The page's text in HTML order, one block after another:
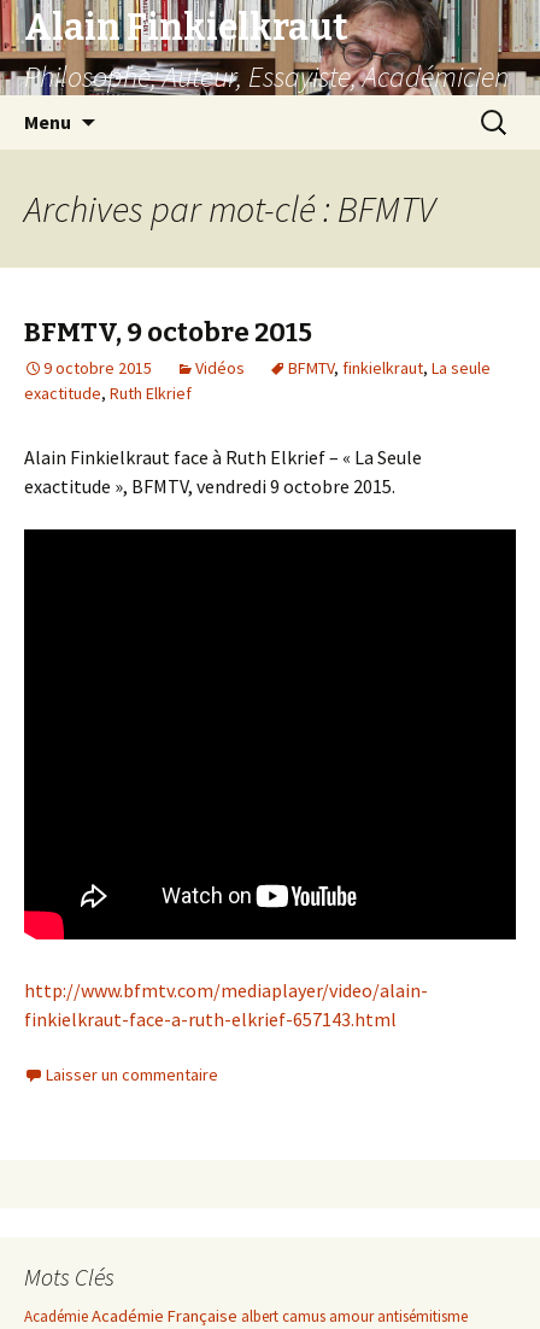
Alain Finkielkraut
Philosophe, Auteur, Essayiste, Académicien
Menu
Archives par mot-clé : BFMTV
BFMTV, 9 octobre 2015
9 octobre 2015 Vidéos BFMTV, finkielkraut, La seule
exactitude, Ruth Elkrief
Alain Finkielkraut face à Ruth Elkrief – « La Seule
exactitude », BFMTV, vendredi 9 octobre 2015.
http://www.bfmtv.com/mediaplayer/video/alain-
finkielkraut-face-a-ruth-elkrief-657143.html
Laisser un commentaire
Mots Clés
AcadémieAcadémie Française albert camus amour antisémitisme